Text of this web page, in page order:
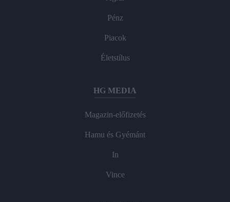
Pénz
Piacok
Életstílus
HG MEDIA
Magazin-előfizetés
Hamu és Gyémánt
In
Vince